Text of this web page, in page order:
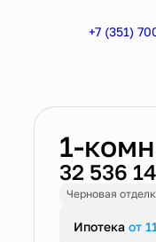
+7 (351)
1-
32 536
Черновая
Ипотека от